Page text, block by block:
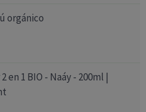
orgánico
en 1 BIO - Naáy - 200ml |